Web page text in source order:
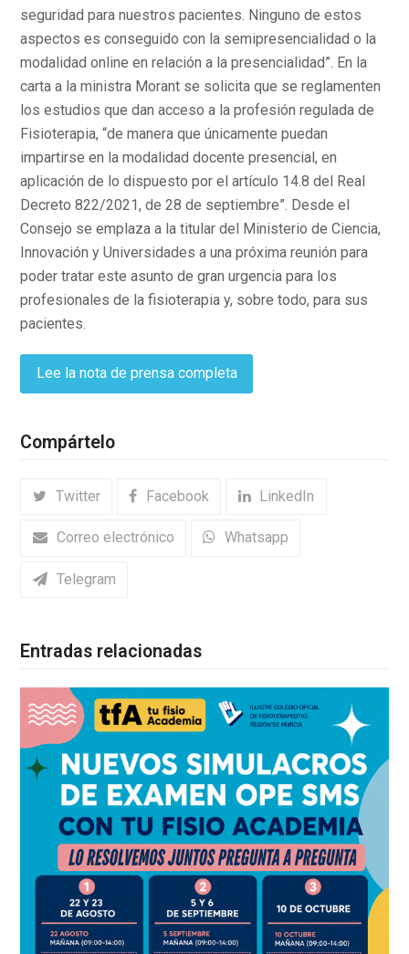
seguridad para nuestros pacientes. Ninguno de estos
aspectos es conseguido con la semipresencialidad o la
modalidad online en relación a la presencialidad”. En la
carta a la ministra Morant se solicita que se reglamenten
los estudios que dan acceso a la profesión regulada de
Fisioterapia, “de manera que únicamente puedan
impartirse en la modalidad docente presencial, en
aplicación de lo dispuesto por el artículo 14.8 del Real
Decreto 822/2021, de 28 de septiembre”. Desde el
Consejo se emplaza a la titular del Ministerio de Ciencia,
Innovación y Universidades a una próxima reunión para
poder tratar este asunto de gran urgencia para los
profesionales de la fisioterapia y, sobre todo, para sus
pacientes.
Lee la nota de prensa completa
Compártelo
Twitter Facebook LinkedIn
Correo electrónico Whatsapp
Telegram
Entradas relacionadas